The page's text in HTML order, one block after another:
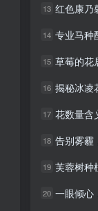
13 红色康乃
14 专业马种
15 草莓的花居
16 揭秘冰凌
17 花数量含
18 告别雾霾，
19 芙蓉树种
20 一眼倾心
13 红色康乃
14 专业马种
15 草莓的花居
16 揭秘冰凌
17 花数量含
18 告别雾霾，
19 芙蓉树种
20 一眼倾心